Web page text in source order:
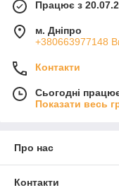
Працює з
м. Дніпро
+380663977148
Контакти
Сьогодні
Показати весь
Про нас
Контакти